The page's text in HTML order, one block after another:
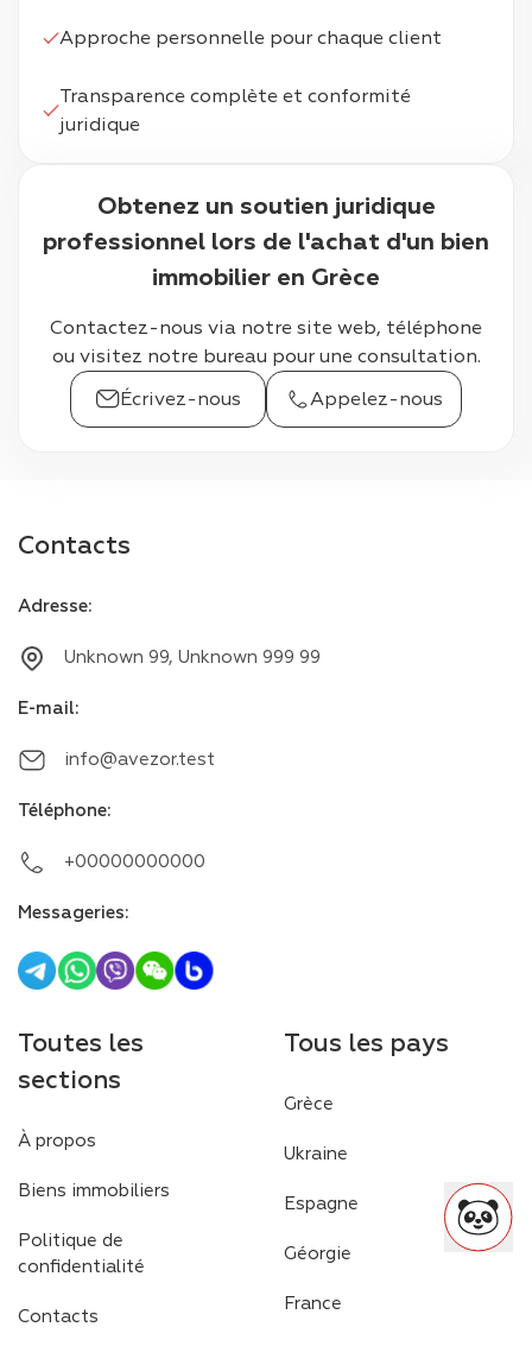
Approche personnelle pour chaque client
Transparence complète et conformité
juridique
Obtenez un soutien juridique
professionnel lors de l'achat d'un bien
immobilier en Grèce
Contactez-nous via notre site web, téléphone
ou visitez notre bureau pour une consultation.
Écrivez-nous
Appelez-nous
Contacts
Adresse:
Unknown 99, Unknown 999 99
E-mail:
info@avezor.test
Téléphone:
+00000000000
Messageries:
Toutes les
sections
À propos
Biens immobiliers
Politique de
confidentialité
Contacts
Tous les pays
Grèce
Ukraine
Espagne
Géorgie
France